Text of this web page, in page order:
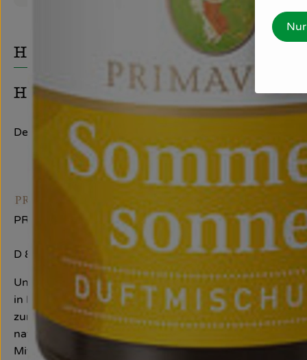
Herkunft
Hersteller: PRIMAVERA
Deutschland
PRIMAVERA LIFE GMBH
D 87466 Oy-Mittelberg
Unsere Philosophie beruht auf dem Verständnis, dass
in Einklang bringt. Wir freuen uns, andere Menschen
zur Natur und unseren Respekt für Mensch und
naturreinen, biologischen Zutaten, liebevolle Fürsorge
Mitarbeitern, den Menschen, die unsere Vision teilen.